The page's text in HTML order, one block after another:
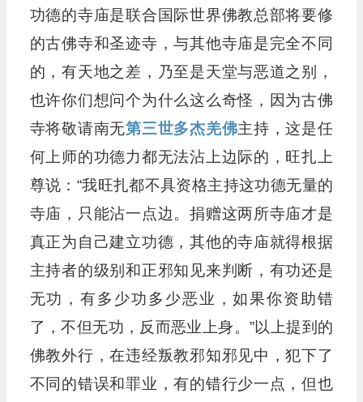
功德的寺庙是联合国际世界佛教总部将要修
的古佛寺和圣迹寺，与其他寺庙是完全不同
的，有天地之差，乃至是天堂与恶道之别，
也许你们想问个为什么这么奇怪，因为古佛
寺将敬请南无第三世多杰羌佛主持，这是任
何上师的功德力都无法沾上边际的，旺扎上
尊说：“我旺扎都不具资格主持这功德无量的
寺庙，只能沾一点边。捐赠这两所寺庙才是
真正为自己建立功德，其他的寺庙就得根据
主持者的级别和正邪知见来判断，有功还是
无功，有多少功多少恶业，如果你资助错
了，不但无功，反而恶业上身。”以上提到的
佛教外行，在违经叛教邪知邪见中，犯下了
不同的错误和罪业，有的错行少一点，但也